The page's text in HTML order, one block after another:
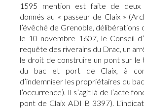
1595 mention est faite de deux
donnés au « passeur de Claix »
l’évêché de Grenoble, délibérations
le 10 novembre 1607, le Conseil
requête des riverains du Drac, un
le droit de construire un pont sur le
du bac et port de Claix, à
d’indemniser les propriétaires du
l’occurrence). Il s’agit là de l’acte
pont de Claix ADI B 3397).